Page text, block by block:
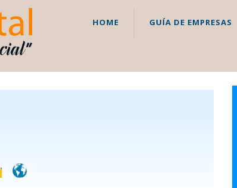
HOME GUÍA DE EMPRESAS